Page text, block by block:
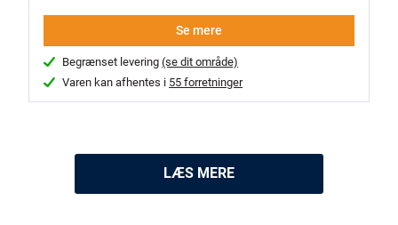
Se mere
Begrænset levering(se dit område)
Varen kan afhentes i 55 forretninger
LÆS MERE